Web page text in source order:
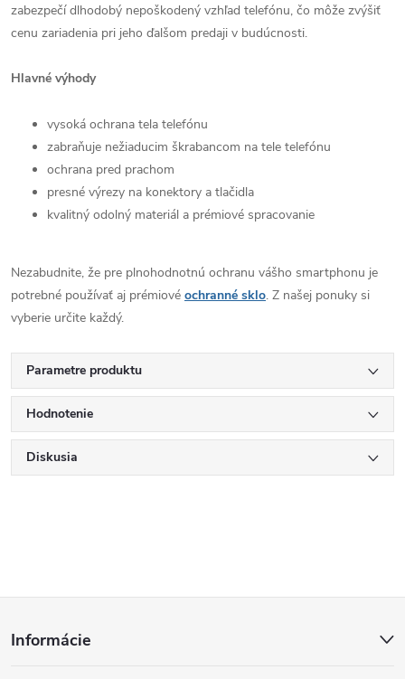
zabezpečí dlhodobý nepoškodený vzhľad telefónu, čo môže zvýšiť
cenu zariadenia pri jeho ďalšom predaji v budúcnosti.
Hlavné výhody
vysoká ochrana tela telefónu
zabraňuje nežiaducim škrabancom na tele telefónu
ochrana pred prachom
presné výrezy na konektory a tlačidla
kvalitný odolný materiál a prémiové spracovanie
Nezabudnite, že pre plnohodnotnú ochranu vášho smartphonu je
potrebné používať aj prémiové ochranné sklo. Z našej ponuky si
vyberie určite každý.
Parametre produktu
Hodnotenie
Diskusia
Informácie